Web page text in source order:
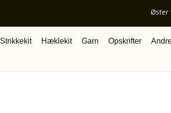
Øster
Strikkekit Hæklekit Garn Opskrifter